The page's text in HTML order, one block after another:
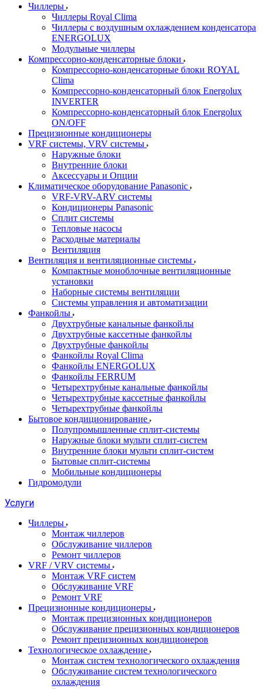
Чиллеры
Чиллеры Royal Clima
Чиллеры с воздушным охлаждением конденсатора
ENERGOLUX
Модульные чиллеры
Компрессорно-конденсаторные блоки
Компрессорно-конденсаторные блоки ROYAL
Clima
Компрессорно-конденсаторный блок Energolux
INVERTER
Компрессорно-конденсаторный блок Energolux
ON/OFF
Прецизионные кондиционеры
VRF системы, VRV системы
Наружные блоки
Внутренние блоки
Аксессуары и Опции
Климатическое оборудование Panasonic
VRF-VRV-ARV системы
Кондиционеры Panasonic
Сплит системы
Тепловые насосы
Расходные материалы
Вентиляция
Вентиляция и вентиляционные системы
Компактные моноблочные вентиляционные
установки
Наборные системы вентиляции
Системы управления и автоматизации
Фанкойлы
Двухтрубные канальные фанкойлы
Двухтрубные кассетные фанкойлы
Двухтрубные фанкойлы
Фанкойлы Royal Clima
Фанкойлы ENERGOLUX
Фанкойлы FERRUM
Четырехтрубные канальные фанкойлы
Четырехтрубные кассетные фанкойлы
Четырехтрубные фанкойлы
Бытовое кондиционирование
Полупромышленные сплит-системы
Наружные блоки мульти сплит-систем
Внутренние блоки мульти сплит-систем
Бытовые сплит-системы
Мобильные кондиционеры
Гидромодули
Услуги
Чиллеры
Монтаж чиллеров
Обслуживание чиллеров
Ремонт чиллеров
VRF / VRV системы
Монтаж VRF систем
Обслуживание VRF
Ремонт VRF
Прецизионные кондиционеры
Монтаж прецизионных кондиционеров
Обслуживание прецизионных кондиционеров
Ремонт прецизионных кондиционеров
Технологическое охлаждение
Монтаж систем технологического охлаждения
Обслуживание систем технологического
охлаждения